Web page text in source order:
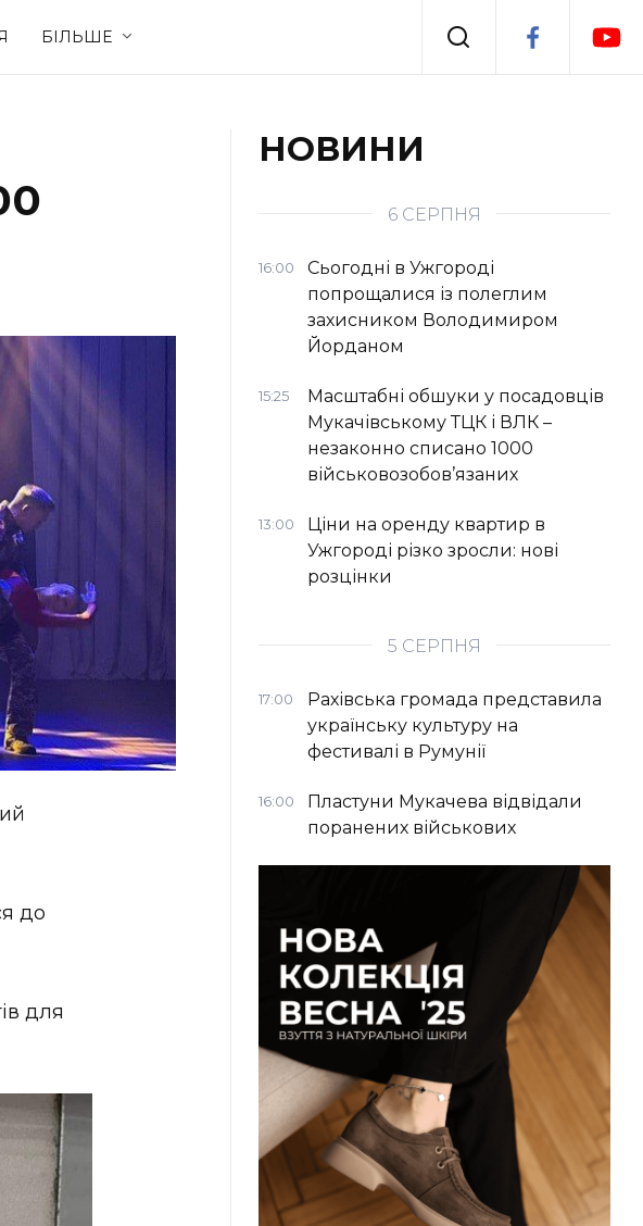
БІЛЬШЕ
Події
до
для
НОВИНИ
6 СЕРПНЯ
16:00
Сьогодні в Ужгороді
попрощалися із полеглим
захисником Володимиром
Йорданом
15:25
Масштабні обшуки у посадовців
Мукачівському ТЦК і ВЛК –
незаконно списано 1000
військовозобов’язаних
13:00
Ціни на оренду квартир в
Ужгороді різко зросли: нові
розцінки
5 СЕРПНЯ
17:00
Рахівська громада представила
українську культуру на
фестивалі в Румунії
16:00
Пластуни Мукачева відвідали
поранених військових